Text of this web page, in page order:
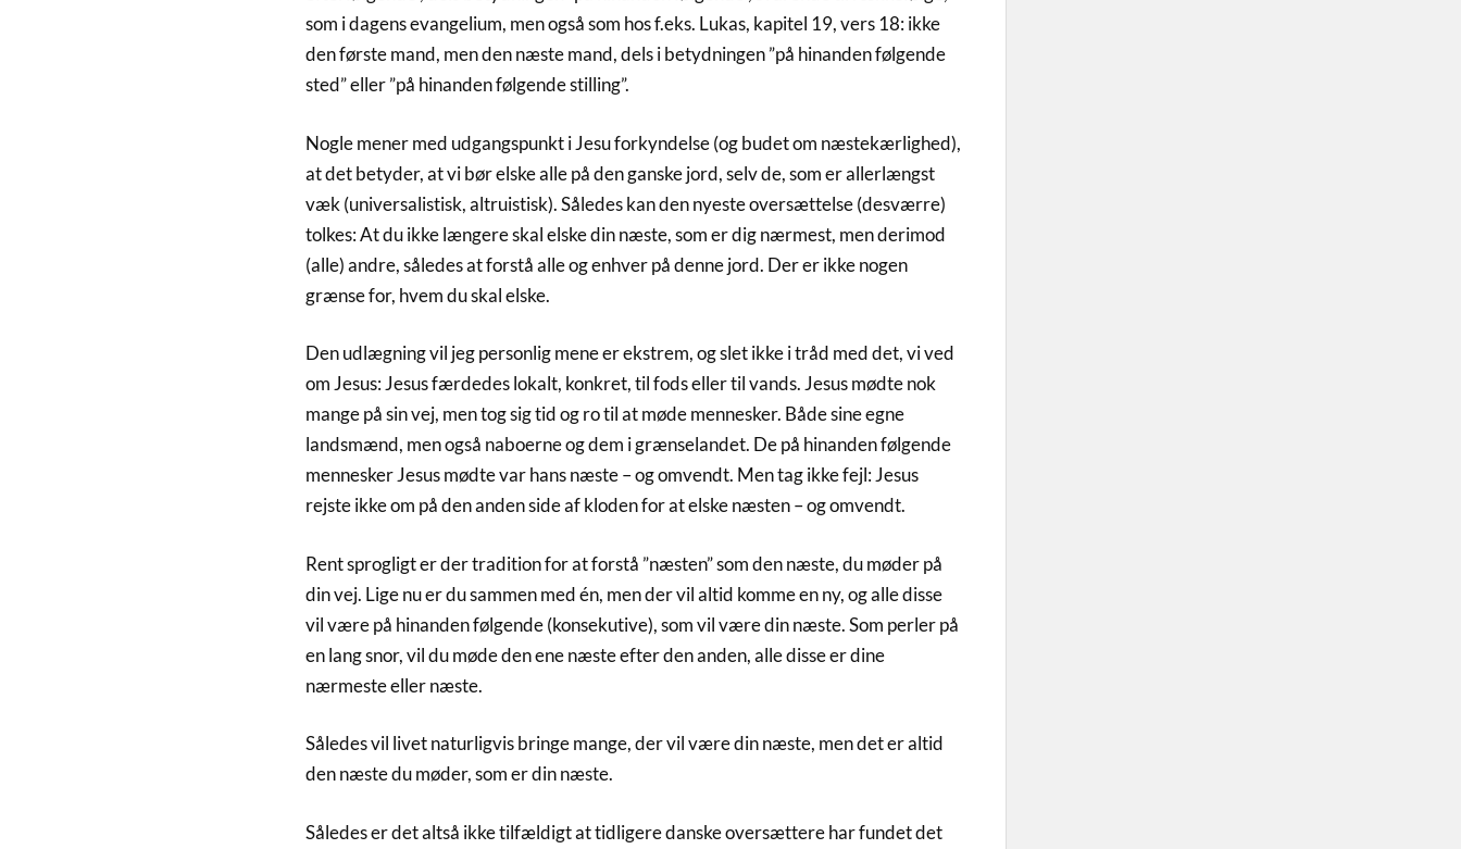
som i dagens evangelium, men også som hos f.eks. Lukas, kapitel 19, vers 18: ikke
den første mand, men den næste mand, dels i betydningen ”på hinanden følgende
sted” eller ”på hinanden følgende stilling”.
Nogle mener med udgangspunkt i Jesu forkyndelse (og budet om næstekærlighed),
at det betyder, at vi bør elske alle på den ganske jord, selv de, som er allerlængst
væk (universalistisk, altruistisk). Således kan den nyeste oversættelse (desværre)
tolkes: At du ikke længere skal elske din næste, som er dig nærmest, men derimod
(alle) andre, således at forstå alle og enhver på denne jord. Der er ikke nogen
grænse for, hvem du skal elske.
Den udlægning vil jeg personlig mene er ekstrem, og slet ikke i tråd med det, vi ved
om Jesus: Jesus færdedes lokalt, konkret, til fods eller til vands. Jesus mødte nok
mange på sin vej, men tog sig tid og ro til at møde mennesker. Både sine egne
landsmænd, men også naboerne og dem i grænselandet. De på hinanden følgende
mennesker Jesus mødte var hans næste – og omvendt. Men tag ikke fejl: Jesus
rejste ikke om på den anden side af kloden for at elske næsten – og omvendt.
Rent sprogligt er der tradition for at forstå ”næsten” som den næste, du møder på
din vej. Lige nu er du sammen med én, men der vil altid komme en ny, og alle disse
vil være på hinanden følgende (konsekutive), som vil være din næste. Som perler på
en lang snor, vil du møde den ene næste efter den anden, alle disse er dine
nærmeste eller næste.
Således vil livet naturligvis bringe mange, der vil være din næste, men det er altid
den næste du møder, som er din næste.
Således er det altså ikke tilfældigt at tidligere danske oversættere har fundet det